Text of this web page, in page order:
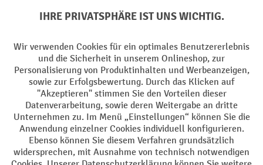
Soziale Netzwerke
Impressum Datenschutz
Barrierefreiheit Privacy Settings
Alle Preise exkl. gesetzl. Mehrwertsteuer zzgl.Versandkostenund ggf.
Nachnahmegebühren, wenn nicht anders angegeben.